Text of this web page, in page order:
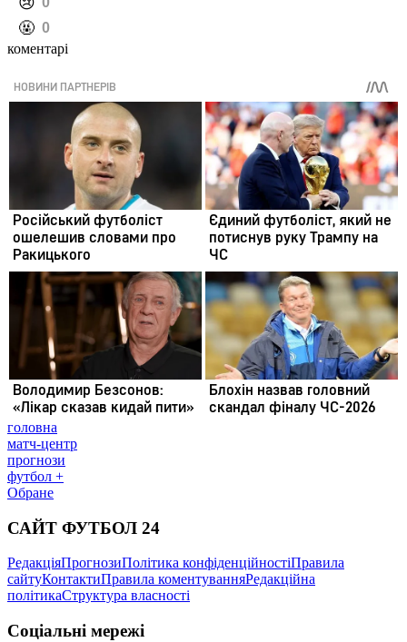
️🤬 0
коментарі
головна
матч-центр
прогнози
футбол +
Обране
САЙТ ФУТБОЛ 24
РедакціяПрогнозиПолітика конфіденційностіПравила
сайтуКонтактиПравила коментуванняРедакційна
політикаСтруктура власності
Соціальні мережі